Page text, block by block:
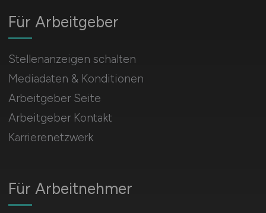
Für Arbeitnehmer
Für Arbeitgeber
Stellenanzeigen schalten
Mediadaten & Konditionen
Arbeitgeber Seite
Arbeitgeber Kontakt
Karrierenetzwerk